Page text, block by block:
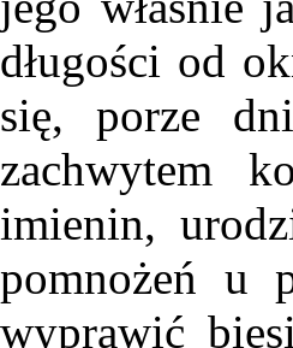
długości od
się, porze
zachwytem
imienin,
pomnożeń u
wyprawić